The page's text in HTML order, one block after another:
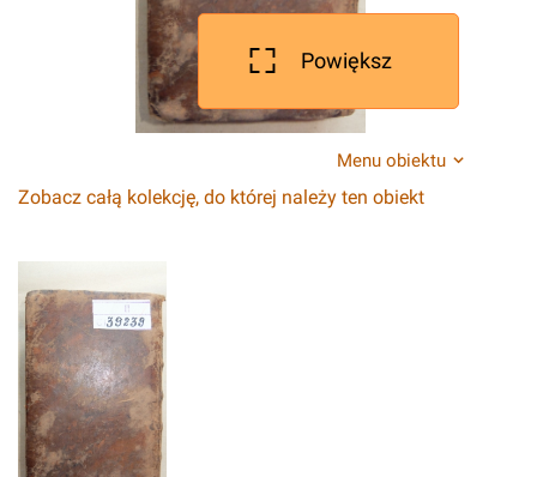
Powiększ
Menu obiektu
Zobacz całą kolekcję, do której należy ten obiekt